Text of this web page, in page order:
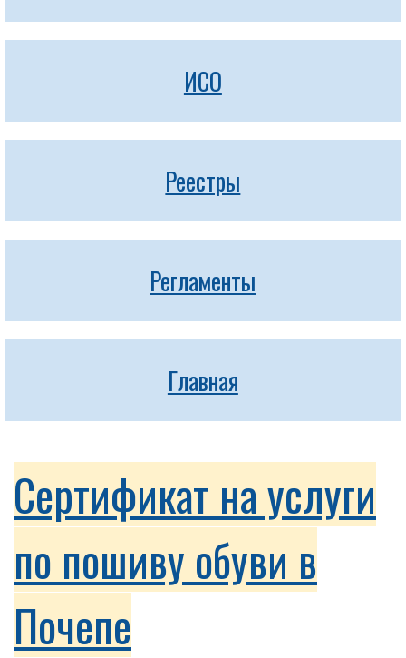
ИСО
Реестры
Регламенты
Главная
Сертификат на услуги
по пошиву обуви в
Почепе